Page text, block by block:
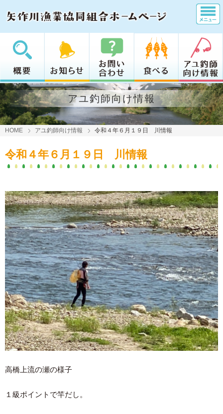
アユ釣師向け情報
HOME アユ釣師向け情報 令和４年６月１９日 川情報
令和４年６月１９日 川情報
高橋上流の瀬の様子
１級ポイントで竿だし。